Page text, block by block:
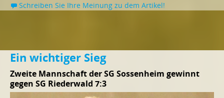
Schreiben Sie Ihre Meinung zu dem Artikel!
Ein wichtiger Sieg
Zweite Mannschaft der SG Sossenheim gewinnt
gegen SG Riederwald 7:3